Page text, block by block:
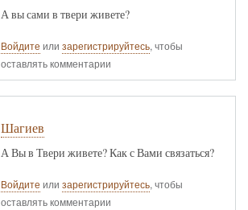
А вы сами в твери живете?
Войдите или зарегистрируйтесь, чтобы
оставлять комментарии
Шагиев
А Вы в Твери живете? Как с Вами связаться?
Войдите или зарегистрируйтесь, чтобы
оставлять комментарии